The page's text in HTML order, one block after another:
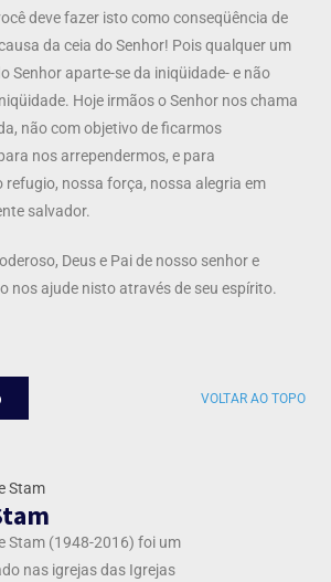
deve fazer isto como conseqüência de
da ceia do Senhor! Pois qualquer um
Senhor aparte-se da iniqüidade- e não
Hoje irmãos o Senhor nos chama
não com objetivo de ficarmos
nos arrependermos, e para
nossa força, nossa alegria em
salvador.
Deus e Pai de nosso senhor e
nos ajude nisto através de seu espírito.
VOLTAR AO TOPO
Stam (1948-2016) foi um
nas igrejas das Igrejas